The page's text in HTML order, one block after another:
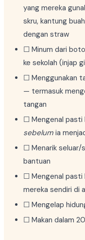
yang mereka
skru, kantung
dengan straw
☐ Minum dari
ke sekolah (injap
☐ Menggunakan
— termasuk
tangan
☐ Mengenal pasti
sebelum ia
☐ Menarik seluar/
bantuan
☐ Mengenal pasti
mereka sendiri di
☐ Mengelap
☐ Makan dalam